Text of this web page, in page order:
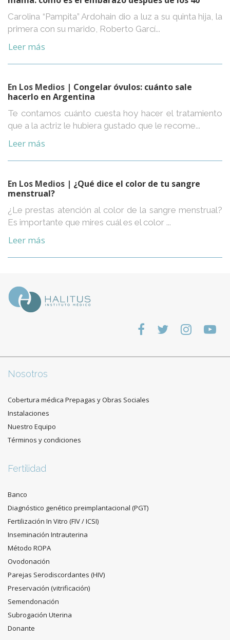
Carolina “Pampita” Ardohain dio a luz a su quinta hija, la
primera con su marido, Roberto Garcí...
Leer más
En Los Medios | Congelar óvulos: cuánto sale
hacerlo en Argentina
Te contamos cuánto cuesta hoy hacer el tratamiento
que a la actriz le hubiera gustado que le recome...
Leer más
En Los Medios | ¿Qué dice el color de tu sangre
menstrual?
¿Le prestas atención al color de la sangre menstrual?
Es importante que mires cuál es el color ...
Leer más
Nosotros
Cobertura médica Prepagas y Obras Sociales
Instalaciones
Nuestro Equipo
Términos y condiciones
Fertilidad
Banco
Diagnóstico genético preimplantacional (PGT)
Fertilización In Vitro (FIV / ICSI)
Inseminación Intrauterina
Método ROPA
Ovodonación
Parejas Serodiscordantes (HIV)
Preservación (vitrificación)
Semendonación
Subrogación Uterina
Donante